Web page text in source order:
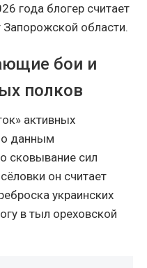
года блогер считает
области.
бои и
полков
активных
данным
сковывание сил
он считает
украинских
в тыл ореховской